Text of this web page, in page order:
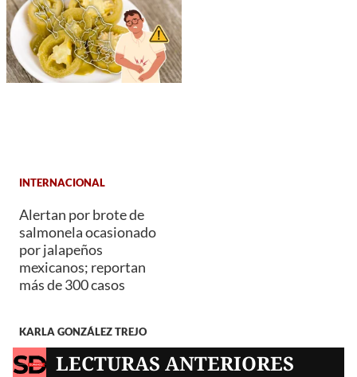
INTERNACIONAL
Alertan por brote de
salmonela ocasionado
por jalapeños
mexicanos; reportan
más de 300 casos
KARLA GONZÁLEZ TREJO
LECTURAS ANTERIORES